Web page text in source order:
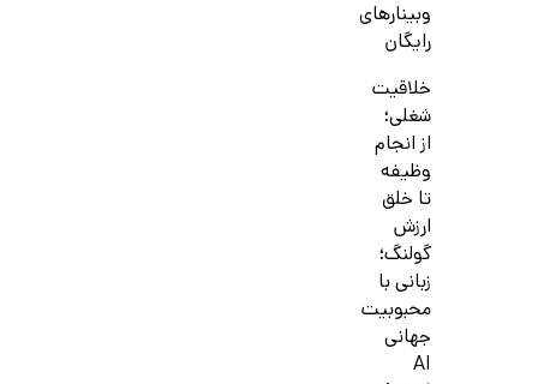
وبینارهای
رایگان
خلاقیت
شغلی؛
از انجام
وظیفه
تا خلق
ارزش
گولنگ؛
زبانی با
محبوبیت
جهانی
AI